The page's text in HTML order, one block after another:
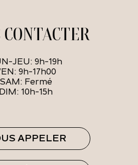
JEU: 9h-19h
9h-17h00
SAM: Fermé
DIM: 10h-15h
APPELER